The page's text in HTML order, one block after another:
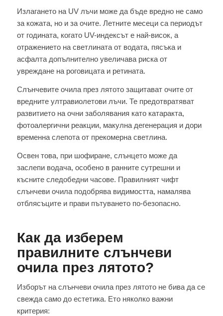
Излагането на UV лъчи може да бъде вредно не само
за кожата, но и за очите. Летните месеци са периодът
от годината, когато UV-индексът е най-висок, а
отражението на светлината от водата, пясъка и
асфалта допълнително увеличава риска от
увреждане на роговицата и ретината.
Слънчевите очила през лятото защитават очите от
вредните ултравиолетови лъчи. Те предотвратяват
развитието на очни заболявания като катаракта,
фотоалергични реакции, макулна дегенерация и дори
временна слепота от прекомерна светлина.
Освен това, при шофиране, слънцето може да
заслепи водача, особено в ранните сутрешни и
късните следобедни часове. Правилният чифт
слънчеви очила подобрява видимостта, намалява
отблясъците и прави пътуването по-безопасно.
Как да изберем
правилните слънчеви
очила през лятото?
Изборът на слънчеви очила през лятото не бива да се
свежда само до естетика. Ето няколко важни
критерия: